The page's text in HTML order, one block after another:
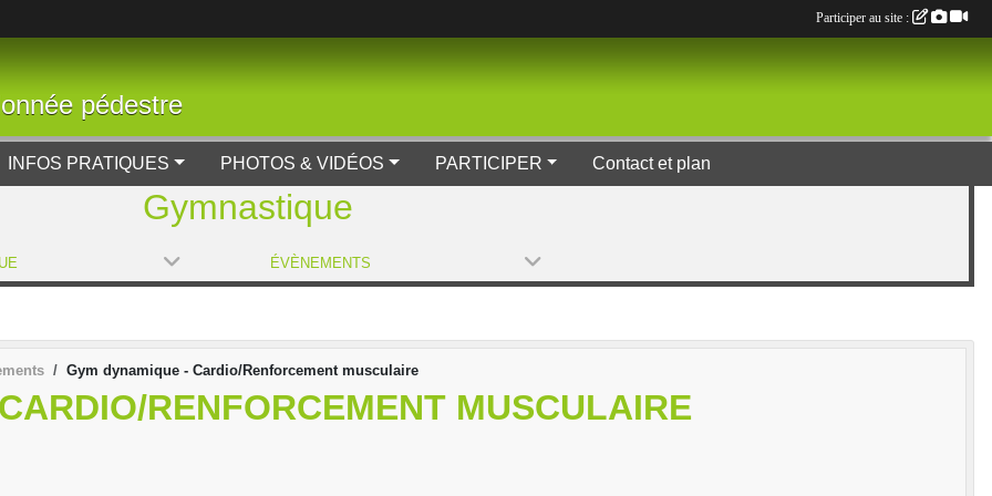
pédestre
INFOS PRATIQUES PHOTOS & VIDÉOS PARTICIPER Contact et plan
Gymnastique
ÉVÈNEMENTS
Gym dynamique - Cardio/Renforcement musculaire
RENFORCEMENT MUSCULAIRE
Participer au site :